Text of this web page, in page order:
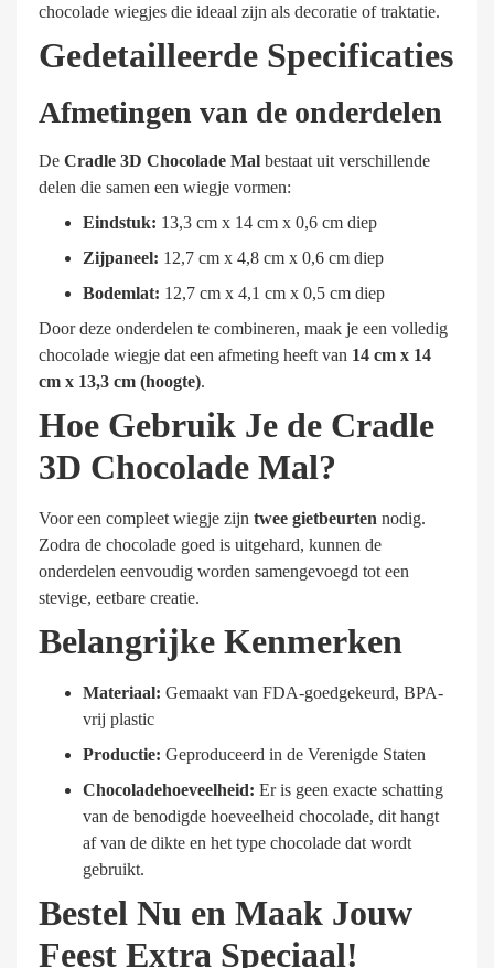
chocolade wiegjes die ideaal zijn als decoratie of traktatie.
Gedetailleerde Specificaties
Afmetingen van de onderdelen
De Cradle 3D Chocolade Mal bestaat uit verschillende
delen die samen een wiegje vormen:
Eindstuk: 13,3 cm x 14 cm x 0,6 cm diep
Zijpaneel: 12,7 cm x 4,8 cm x 0,6 cm diep
Bodemlat: 12,7 cm x 4,1 cm x 0,5 cm diep
Door deze onderdelen te combineren, maak je een volledig
chocolade wiegje dat een afmeting heeft van 14 cm x 14
cm x 13,3 cm (hoogte).
Hoe Gebruik Je de Cradle
3D Chocolade Mal?
Voor een compleet wiegje zijn twee gietbeurten nodig.
Zodra de chocolade goed is uitgehard, kunnen de
onderdelen eenvoudig worden samengevoegd tot een
stevige, eetbare creatie.
Belangrijke Kenmerken
Materiaal: Gemaakt van FDA-goedgekeurd, BPA-
vrij plastic
Productie: Geproduceerd in de Verenigde Staten
Chocoladehoeveelheid: Er is geen exacte schatting
van de benodigde hoeveelheid chocolade, dit hangt
af van de dikte en het type chocolade dat wordt
gebruikt.
Bestel Nu en Maak Jouw
Feest Extra Speciaal!